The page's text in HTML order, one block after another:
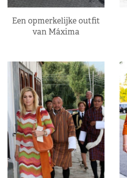
Een opmerkelijke outfit
van Máxima